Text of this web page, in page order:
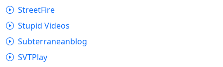
StreetFire
Stupid Videos
Subterraneanblog
SVTPlay